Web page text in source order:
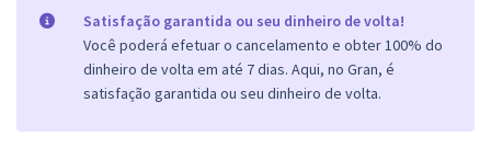
Satisfação garantida ou seu dinheiro de volta!
Você poderá efetuar o cancelamento e obter 100% do
dinheiro de volta em até 7 dias. Aqui, no Gran, é
satisfação garantida ou seu dinheiro de volta.